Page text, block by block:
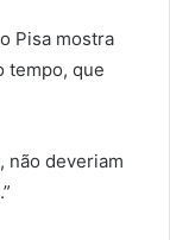
Pisa mostra
tempo, que
não deveriam